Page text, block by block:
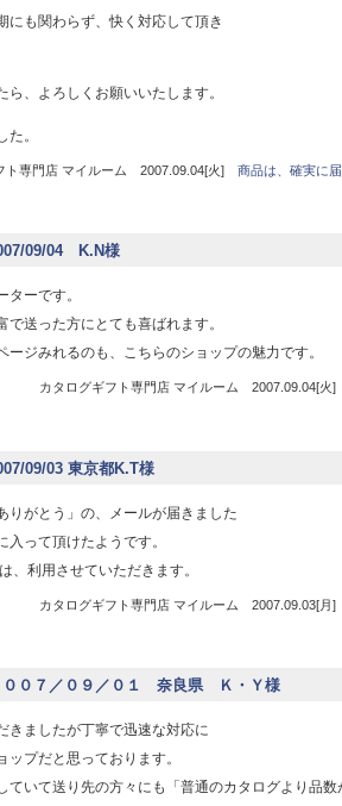
にも関わらず、快く対応して頂き
ら、よろしくお願いいたします。
。
ト専門店 マイルーム 2007.09.04[火] 商品は、確実に
09/04 K.N様
ターです。
で送った方にとても喜ばれます。
ージみれるのも、こちらのショップの魅力です。
カタログギフト専門店 マイルーム 2007.09.04[
09/03 東京都K.T様
りがとう」の、メールが届きました
入って頂けたようです。
、利用させていただきます。
カタログギフト専門店 マイルーム 2007.09.03[
００７／０９／０１ 奈良県 Ｋ・Ｙ様
きましたが丁寧で迅速な対応に
ップだと思っております。
ていて送り先の方々にも「普通のカタログより品数